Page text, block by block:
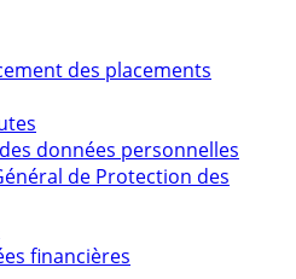
d’utilisation
des placements
données personnelles
de Protection des